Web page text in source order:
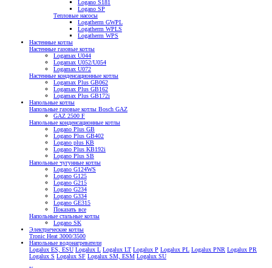
Logano S181
Logano SP
Тепловые насосы
Logatherm GWPL
Logatherm WPLS
Logatherm WPS
Настенные котлы
Настенные газовые котлы
Logamax U044
Logamax U052/U054
Logamax U072
Настенные конденсационные котлы
Logamax Plus GB062
Logamax Plus GB162
Logamax Plus GB172i
Напольные котлы
Напольные газовые котлы Bosch GAZ
GAZ 2500 F
Напольные конденсационные котлы
Logano Plus GB
Logano Plus GB402
Logano plus KB
Logano Plus KB192i
Logano Plus SB
Напольные чугунные котлы
Logano G124WS
Logano G125
Logano G215
Logano G234
Logano G334
Logano GE315
Показать все
Напольные стальные котлы
Logano SK
Электрические котлы
Tronic Heat 3000/3500
Напольные водонагреватели
Logalux ES, ESU Logalux L Logalux LT Logalux P Logalux PL Logalux PNR Logalux PR
Logalux S Logalux SF Logalux SM, ESM Logalux SU